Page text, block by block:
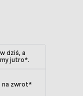
dziś, a
jutro*.
na zwrot*